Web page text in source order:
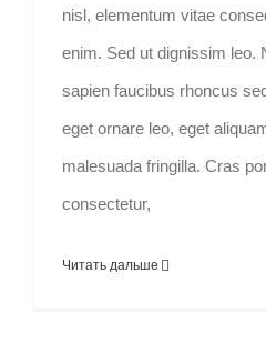
nisl, elementum vitae
enim. Sed ut dignissim leo.
sapien faucibus rhoncus
eget ornare leo, eget
malesuada fringilla. Cras
consectetur,
Читать дальше